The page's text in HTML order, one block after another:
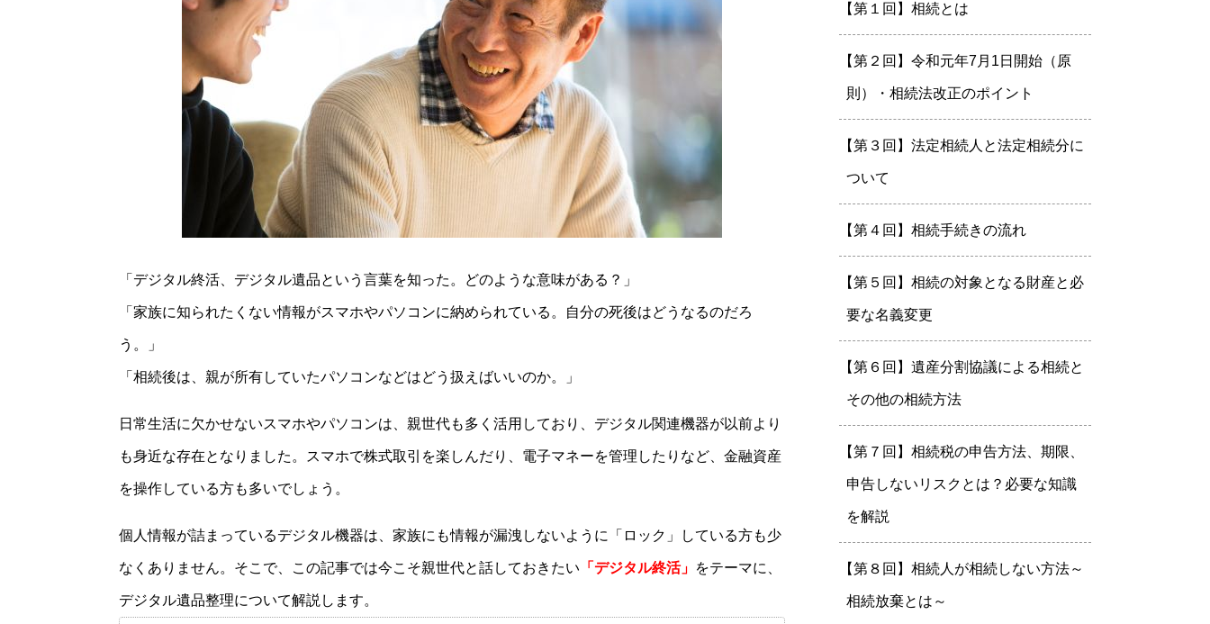
「デジタル終活、デジタル遺品という言葉を知った。どのような意味がある？」
「家族に知られたくない情報がスマホやパソコンに納められている。自分の死後はどうなるのだろ
う。」
「相続後は、親が所有していたパソコンなどはどう扱えばいいのか。」
日常生活に欠かせないスマホやパソコンは、親世代も多く活用しており、デジタル関連機器が以前より
も身近な存在となりました。スマホで株式取引を楽しんだり、電子マネーを管理したりなど、金融資産
を操作している方も多いでしょう。
個人情報が詰まっているデジタル機器は、家族にも情報が漏洩しないように「ロック」している方も少
なくありません。そこで、この記事では今こそ親世代と話しておきたい 「デジタル終活」 をテーマに、
デジタル遺品整理について解説します。
【第１回】相続とは
【第２回】令和元年7月1日開始（原
則）・相続法改正のポイント
【第３回】法定相続人と法定相続分に
ついて
【第４回】相続手続きの流れ
【第５回】相続の対象となる財産と必
要な名義変更
【第６回】遺産分割協議による相続と
その他の相続方法
【第７回】相続税の申告方法、期限、
申告しないリスクとは？必要な知識
を解説
【第８回】相続人が相続しない方法～
相続放棄とは～